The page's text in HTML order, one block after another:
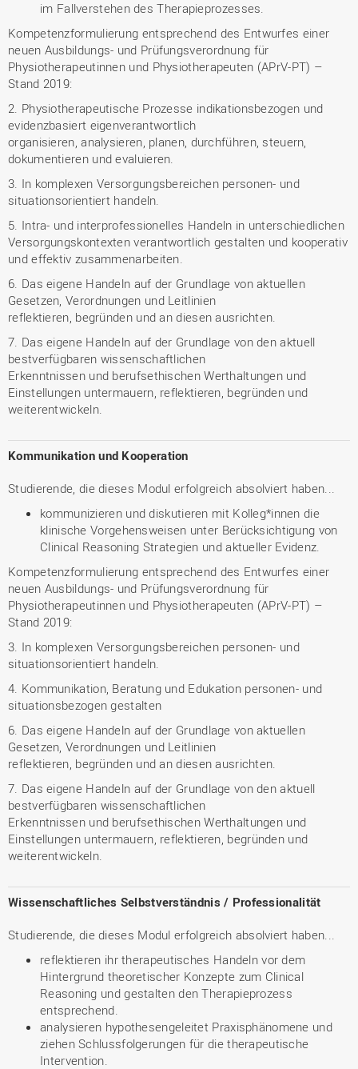
im Fallverstehen des Therapieprozesses.
Kompetenzformulierung entsprechend des Entwurfes einer
neuen Ausbildungs- und Prüfungsverordnung für
Physiotherapeutinnen und Physiotherapeuten (APrV-PT) –
Stand 2019:
2. Physiotherapeutische Prozesse indikationsbezogen und
evidenzbasiert eigenverantwortlich
organisieren, analysieren, planen, durchführen, steuern,
dokumentieren und evaluieren.
3. In komplexen Versorgungsbereichen personen- und
situationsorientiert handeln.
5. Intra- und interprofessionelles Handeln in unterschiedlichen
Versorgungskontexten verantwortlich gestalten und kooperativ
und effektiv zusammenarbeiten.
6. Das eigene Handeln auf der Grundlage von aktuellen
Gesetzen, Verordnungen und Leitlinien
reflektieren, begründen und an diesen ausrichten.
7. Das eigene Handeln auf der Grundlage von den aktuell
bestverfügbaren wissenschaftlichen
Erkenntnissen und berufsethischen Werthaltungen und
Einstellungen untermauern, reflektieren, begründen und
weiterentwickeln.
Kommunikation und Kooperation
Studierende, die dieses Modul erfolgreich absolviert haben...
kommunizieren und diskutieren mit Kolleg*innen die
klinische Vorgehensweisen unter Berücksichtigung von
Clinical Reasoning Strategien und aktueller Evidenz.
Kompetenzformulierung entsprechend des Entwurfes einer
neuen Ausbildungs- und Prüfungsverordnung für
Physiotherapeutinnen und Physiotherapeuten (APrV-PT) –
Stand 2019:
3. In komplexen Versorgungsbereichen personen- und
situationsorientiert handeln.
4. Kommunikation, Beratung und Edukation personen- und
situationsbezogen gestalten
6. Das eigene Handeln auf der Grundlage von aktuellen
Gesetzen, Verordnungen und Leitlinien
reflektieren, begründen und an diesen ausrichten.
7. Das eigene Handeln auf der Grundlage von den aktuell
bestverfügbaren wissenschaftlichen
Erkenntnissen und berufsethischen Werthaltungen und
Einstellungen untermauern, reflektieren, begründen und
weiterentwickeln.
Wissenschaftliches Selbstverständnis / Professionalität
Studierende, die dieses Modul erfolgreich absolviert haben...
reflektieren ihr therapeutisches Handeln vor dem
Hintergrund theoretischer Konzepte zum Clinical
Reasoning und gestalten den Therapieprozess
entsprechend.
analysieren hypothesengeleitet Praxisphänomene und
ziehen Schlussfolgerungen für die therapeutische
Intervention.